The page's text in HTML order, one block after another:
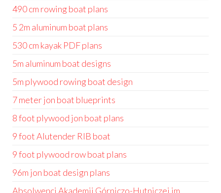
490 cm rowing boat plans
5 2m aluminum boat plans
530 cm kayak PDF plans
5m aluminum boat designs
5m plywood rowing boat design
7 meter jon boat blueprints
8 foot plywood jon boat plans
9 foot Alutender RIB boat
9 foot plywood row boat plans
96m jon boat design plans
Absolwenci Akademii Górniczo-Hutniczej im.